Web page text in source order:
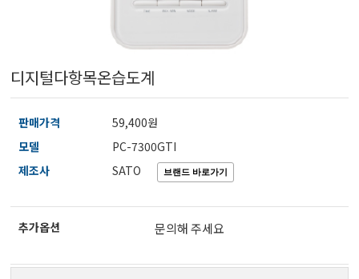
도/농도/염도/당산도/굴절계/편광계/커피농도계
자저울/점도계/핀홀탐지기
디지털다항목온습도계
판매가격
59,400원
모델
PC-7300GTI
제조사
SATO
추가옵션 문의해 주세요